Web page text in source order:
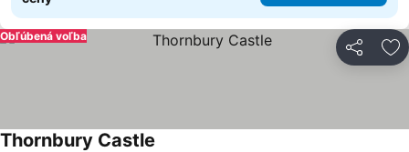
Zdieľať
Obľúbená voľba
Thornbury Castle